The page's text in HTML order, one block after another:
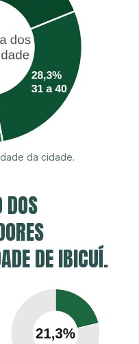
da cidade.
DE IBICUÍ.